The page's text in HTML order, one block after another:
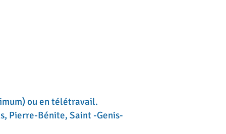
ou en télétravail.
Pierre-Bénite, Saint -Genis-